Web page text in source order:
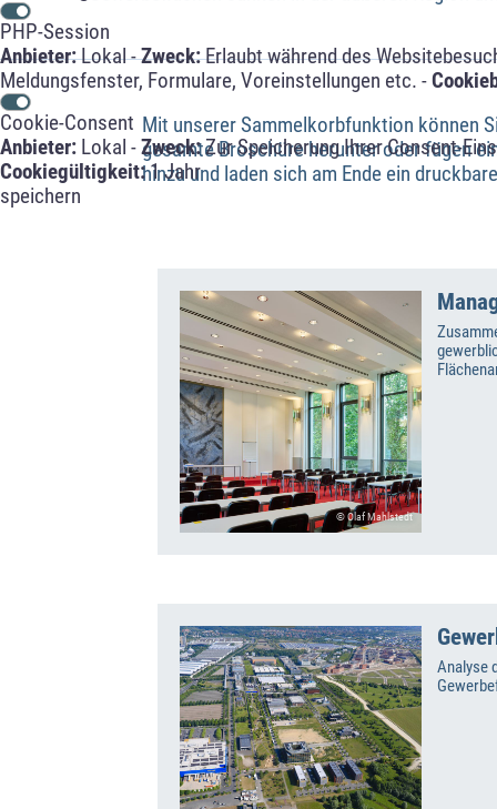
PHP-Session
Anbieter:Lokal -Zweck:Erlaubt während des
Meldungsfenster, Formulare, Voreinstellungen etc. -
Cookie-Consent
Anbieter: Lokal -Zweck:Zur Speicherung Ihrer Consent-
Cookiegültigkeit:1 Jahr
speichern
Mit unserer Sammelkorbfunktion können
gesamte Broschüre herunter oder fügen
hinzu und laden sich am Ende ein
© Olaf Mahlstedt
Analyse